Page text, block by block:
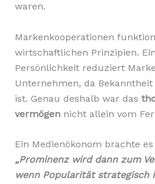
waren.
Markenkooperationen
wirtschaftlichen Prinzipien.
Persönlichkeit reduziert
Unternehmen, da
ist. Genau deshalb war das
vermögennicht allein vom
Ein Medienökonom brachte
„Prominenz wird dann zum
wenn Popularität strategisch